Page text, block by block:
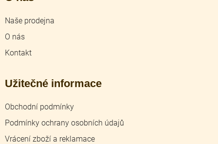
Naše prodejna
O nás
Kontakt
Užitečné informace
Obchodní podmínky
Podmínky ochrany osobních údajů
Vrácení zboží a reklamace